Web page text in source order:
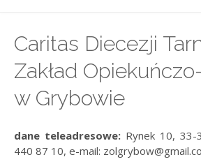
Caritas Diecezji
Zakład
w Grybowie
dane teleadresowe: Rynek 10,
440 87 10, e-mail: